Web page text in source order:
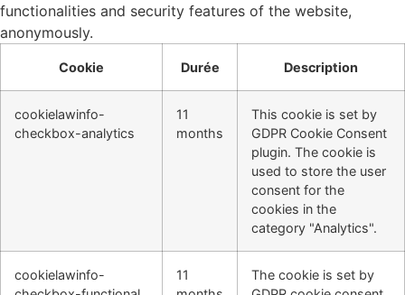
functionalities and security features of the website,
anonymously.
Cookie Durée Description
cookielawinfo-
checkbox-analytics
11
months
This cookie is set by
GDPR Cookie Consent
plugin. The cookie is
used to store the user
consent for the
cookies in the
category "Analytics".
cookielawinfo-
11
The cookie is set by